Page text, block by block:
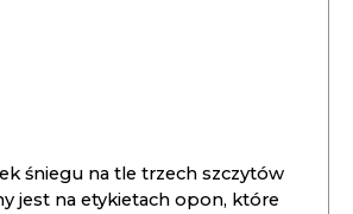
śniegu na tle trzech szczytów
jest na etykietach opon, które